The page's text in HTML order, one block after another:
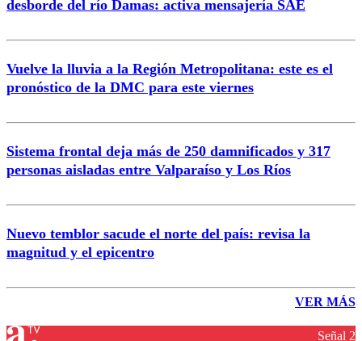
desborde del río Damas: activa mensajería SAE
Vuelve la lluvia a la Región Metropolitana: este es el
pronóstico de la DMC para este viernes
Sistema frontal deja más de 250 damnificados y 317
personas aisladas entre Valparaíso y Los Ríos
Nuevo temblor sacude el norte del país: revisa la
magnitud y el epicentro
VER MÁS
Señal 2